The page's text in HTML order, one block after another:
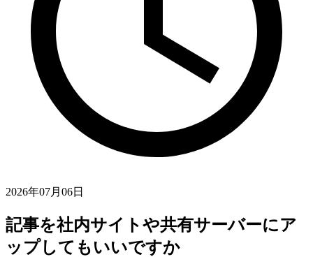
2026年07月06日
記事を社内サイトや共有サーバーにア
ップしてもいいですか